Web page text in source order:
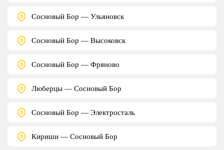
Сосновый Бор — Ульяновск
Сосновый Бор — Высоковск
Сосновый Бор — Фряново
Люберцы — Сосновый Бор
Сосновый Бор — Электросталь
Кириши — Сосновый Бор